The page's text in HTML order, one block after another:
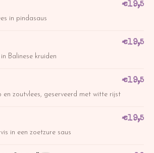
in pindasaus
€19,5
Balinese kruiden
€19,5
en zoutvlees, geserveerd met witte rijst
€19,5
in een zoetzure saus
€19,5